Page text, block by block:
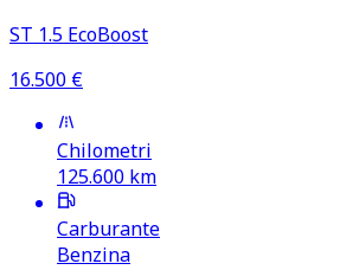
ST 1.5 EcoBoost
16.500 €
Chilometri
125.600 km
Carburante
Benzina